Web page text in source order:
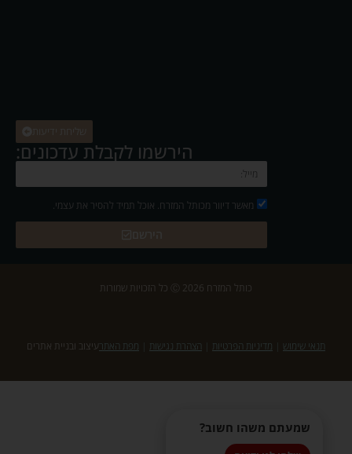
שמעתם משהו חשוב?
הירשמו לקבלת עדכונים:
מאשר דיוור מכותל המזרח. אוכל תמיד להסיר את עצמי.
כותל המזרח 2026 Ⓒ כל הזכויות שמורות
תנאי שימוש|מדיניות הפרטיות|הצהרת נגישות|מפת האתרעיצוב ובניית אתרים